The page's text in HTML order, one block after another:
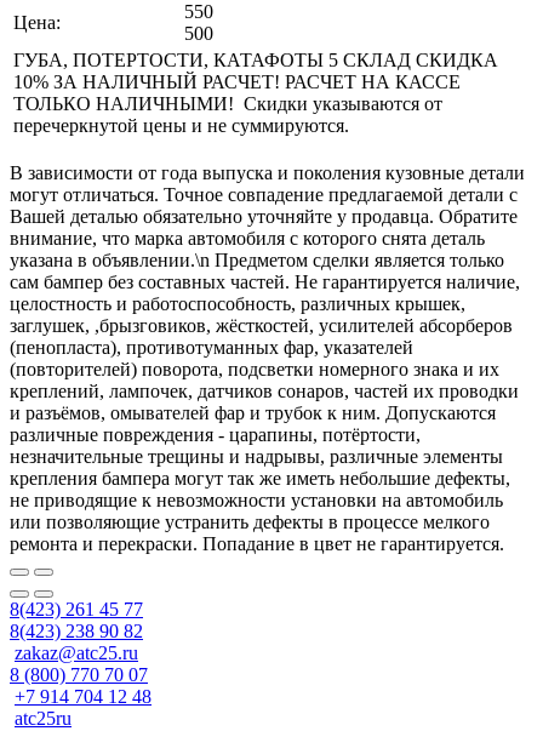
Цена:
550
500
ГУБА, ПОТЕРТОСТИ, КАТАФОТЫ 5 СКЛАД СКИДКА
10% ЗА НАЛИЧНЫЙ РАСЧЕТ! РАСЧЕТ НА КАССЕ
ТОЛЬКО НАЛИЧНЫМИ! Скидки указываются от
перечеркнутой цены и не суммируются.
В зависимости от года выпуска и поколения кузовные детали
могут отличаться. Точное совпадение предлагаемой детали с
Вашей деталью обязательно уточняйте у продавца. Обратите
внимание, что марка автомобиля с которого снята деталь
указана в объявлении.\n Предметом сделки является только
сам бампер без составных частей. Не гарантируется наличие,
целостность и работоспособность, различных крышек,
заглушек, ,брызговиков, жёсткостей, усилителей абсорберов
(пенопласта), противотуманных фар, указателей
(повторителей) поворота, подсветки номерного знака и их
креплений, лампочек, датчиков сонаров, частей их проводки
и разъёмов, омывателей фар и трубок к ним. Допускаются
различные повреждения - царапины, потёртости,
незначительные трещины и надрывы, различные элементы
крепления бампера могут так же иметь небольшие дефекты,
не приводящие к невозможности установки на автомобиль
или позволяющие устранить дефекты в процессе мелкого
ремонта и перекраски. Попадание в цвет не гарантируется.
8(423) 261 45 77
8(423) 238 90 82
zakaz@atc25.ru
8 (800) 770 70 07
+7 914 704 12 48
atc25ru